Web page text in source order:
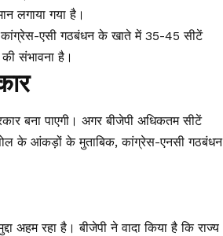
लगाया गया है।
एसी गठबंधन के खाते में 35-45 सीटें
संभावना है।
बना पाएगी। अगर बीजेपी अधिकतम सीटें
के आंकड़ों के मुताबिक, कांग्रेस-एनसी गठबंधन
अहम रहा है। बीजेपी ने वादा किया है कि राज्य